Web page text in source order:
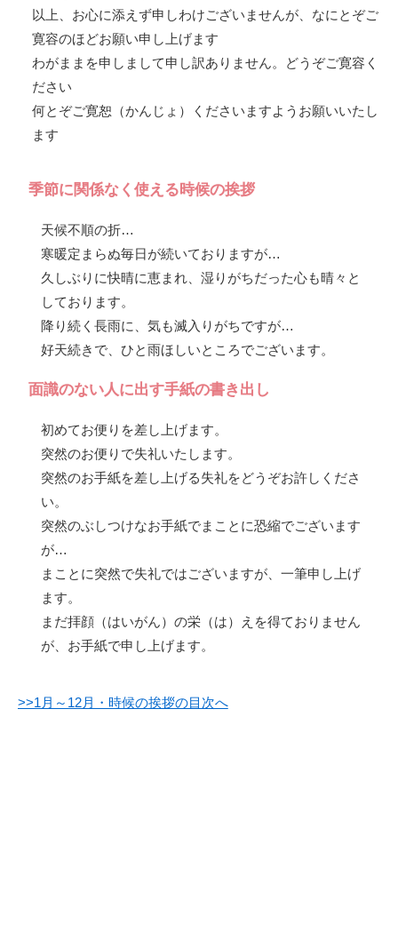
以上、お心に添えず申しわけございませんが、なにとぞご
寛容のほどお願い申し上げます
わがままを申しまして申し訳ありません。どうぞご寛容く
ださい
何とぞご寛恕（かんじょ）くださいますようお願いいたし
ます
季節に関係なく使える時候の挨拶
天候不順の折…
寒暖定まらぬ毎日が続いておりますが…
久しぶりに快晴に恵まれ、湿りがちだった心も晴々と
しております。
降り続く長雨に、気も滅入りがちですが…
好天続きで、ひと雨ほしいところでございます。
面識のない人に出す手紙の書き出し
初めてお便りを差し上げます。
突然のお便りで失礼いたします。
突然のお手紙を差し上げる失礼をどうぞお許しくださ
い。
突然のぶしつけなお手紙でまことに恐縮でございます
が…
まことに突然で失礼ではございますが、一筆申し上げ
ます。
まだ拝顔（はいがん）の栄（は）えを得ておりません
が、お手紙で申し上げます。
>>1月～12月・時候の挨拶の目次へ